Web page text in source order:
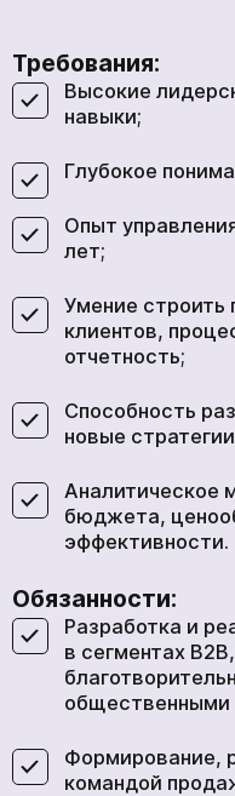
Требования:
Высокие
навыки;
Глубокое
Опыт
лет;
Умение строить
клиентов,
отчетность;
Способность
новые
Аналитическое
бюджета,
эффективности.
Обязанности:
Разработка и
в сегментах
общественными
Формирование,
командой